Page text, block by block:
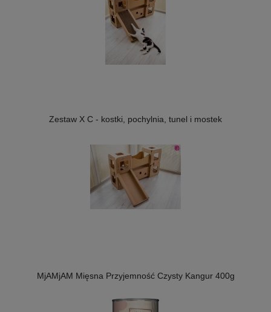
Zestaw X C - kostki, pochylnia, tunel i mostek
MjAMjAM Mięsna Przyjemność Czysty Kangur 400g